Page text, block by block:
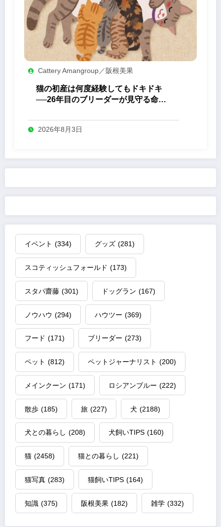
Cattery Amangroup／阪根美果
猫の初産は何度経験してもドキドキ
──26年目のブリーダーが見守る命の
2026年8月3日
イベント (334) グッズ (281)
スコティッシュフォールド (173)
スタパ齋藤 (301) ドッグラン (167)
ノウハウ (294) ハウツー (369)
フード (171) ブリーダー (273)
ペット (812) ペットジャーナリスト (200)
メインクーン (171) ロシアンブルー (222)
散歩 (185) 旅 (227) 犬 (2188)
犬との暮らし (208) 犬飼いTIPS (160)
猫 (2458) 猫との暮らし (221)
猫写真 (283) 猫飼いTIPS (164)
知識 (375) 阪根美果 (182) 雑学 (332)